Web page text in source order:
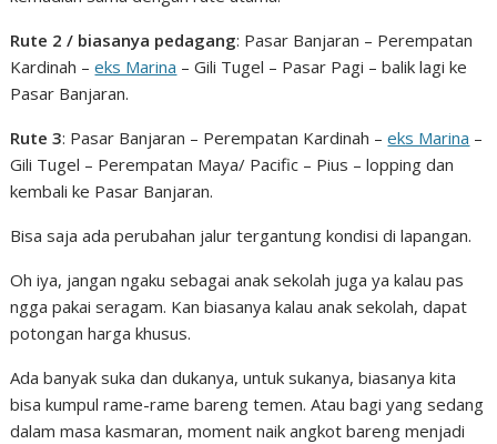
Rute 2 / biasanya pedagang: Pasar Banjaran – Perempatan
Kardinah –eks Marina – Gili Tugel – Pasar Pagi – balik lagi ke
Pasar Banjaran.
Rute 3: Pasar Banjaran – Perempatan Kardinah –eks Marina –
Gili Tugel – Perempatan Maya/ Pacific – Pius – lopping dan
kembali ke Pasar Banjaran.
Bisa saja ada perubahan jalur tergantung kondisi di lapangan.
Oh iya, jangan ngaku sebagai anak sekolah juga ya kalau pas
ngga pakai seragam. Kan biasanya kalau anak sekolah, dapat
potongan harga khusus.
Ada banyak suka dan dukanya, untuk sukanya, biasanya kita
bisa kumpul rame-rame bareng temen. Atau bagi yang sedang
dalam masa kasmaran, moment naik angkot bareng menjadi